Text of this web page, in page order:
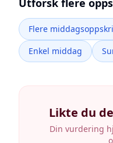
Utforsk flere
Flere
Enkel middag
Likte du
Din vurdering